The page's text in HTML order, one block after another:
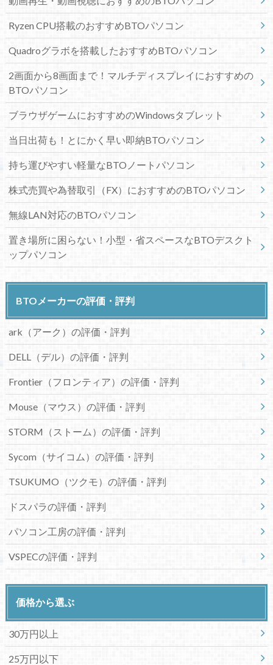
Ryzen CPU搭載のおすすめBTOパソコン
Quadroグラボを搭載したおすすめBTOパソコン
2画面から8画面まで！マルチディスプレイにおすすめの
BTOパソコン
ブラウザゲームにおすすめのWindowsタブレット
当日出荷も！とにかく早い即納BTOパソコン
持ち運びやすい軽量なBTOノートパソコン
株式売買や為替取引（FX）におすすめのBTOパソコン
無線LAN対応のBTOパソコン
置き場所に困らない！小型・省スペースなBTOデスクト
ップパソコン
BTOメーカーの評価・評判
ark（アーク）の評価・評判
DELL（デル）の評価・評判
Frontier（フロンティア）の評価・評判
Mouse（マウス）の評価・評判
STORM（ストーム）の評価・評判
Sycom（サイコム）の評価・評判
TSUKUMO（ツクモ）の評価・評判
ドスパラの評価・評判
パソコン工房の評価・評判
VSPECの評価・評判
価格から選ぶ
30万円以上
25万円以下